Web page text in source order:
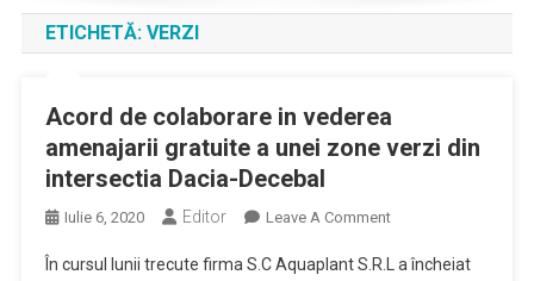
ETICHETĂ: VERZI
Acord de colaborare in vederea
amenajarii gratuite a unei zone verzi din
intersectia Dacia-Decebal
Iulie 6, 2020 Editor Leave A CommentOn
De
În cursul lunii trecute firma S.C Aquaplant S.R.L a încheiat